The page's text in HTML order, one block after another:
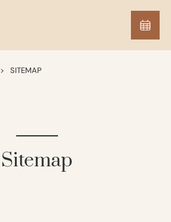
> SITEMAP
Sitemap